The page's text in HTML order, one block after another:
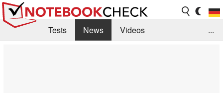
Tests News
Videos
...